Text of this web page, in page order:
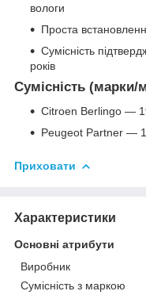
вологи
Проста
Сумісність
років
Сумісність (марки/
Citroen Berlingo —
Peugeot Partner —
Приховати
Характеристики
Основні атрибути
Виробник
Сумісність з маркою